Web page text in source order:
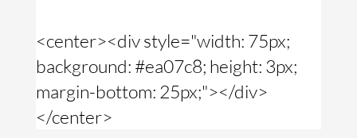
<center><div style="width: 75px;
background: #ea07c8; height: 3px;
margin-bottom: 25px;"></div>
</center>